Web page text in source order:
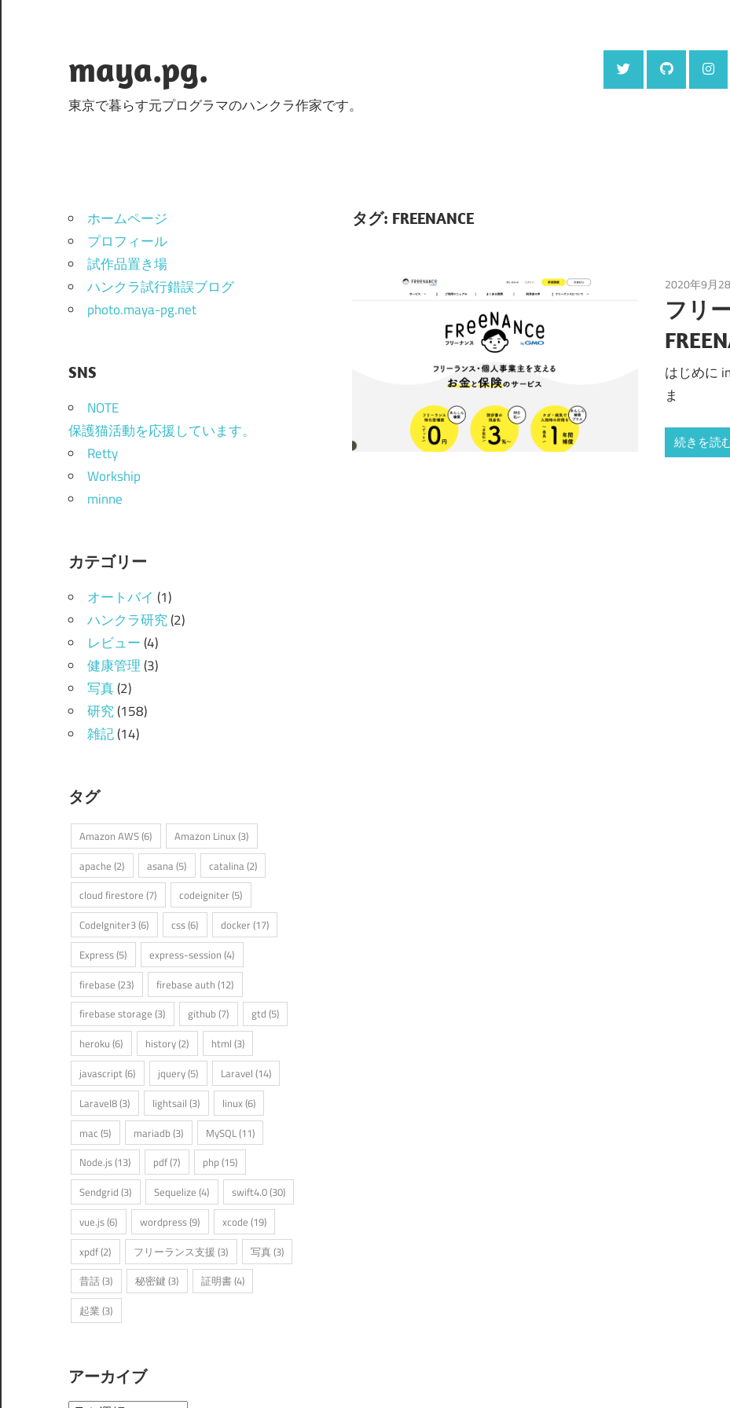
ン
ツ
プ
maya.pg.
東京で暮らす元プログラマのハンクラ作家です。
タグ: FREENANCE
2020年9月
フリ
はじめに
ま
続きを読
ホームページ
プロフィール
試作品置き場
ハンクラ試行錯誤ブログ
photo.maya-pg.net
SNS
NOTE
保護猫活動を応援しています。
Retty
Workship
minne
カテゴリー
オートバイ (1)
ハンクラ研究(2)
レビュー(4)
健康管理(3)
写真(2)
研究(158)
雑記(14)
タグ
Amazon AWS(6) Amazon Linux(3)
apache (2) asana (5) catalina (2)
cloud firestore (7) codeigniter (5)
CodeIgniter3(6) css(6) docker (17)
Express(5) express-session (4)
firebase (23) firebase auth (12)
firebase storage (3) github (7) gtd (5)
heroku (6) history(2) html (3)
javascript(6) jquery(5) Laravel (14)
Laravel8(3) lightsail (3) linux(6)
mac (5) mariadb (3) MySQL(11)
Node.js(13) pdf(7) php(15)
Sendgrid (3) Sequelize (4) swift4.0(30)
vue.js(6) wordpress(9) xcode (19)
xpdf(2) フリーランス支援 (3) 写真(3)
昔話(3) 秘密鍵 (3) 証明書(4)
起業 (3)
アーカイブ